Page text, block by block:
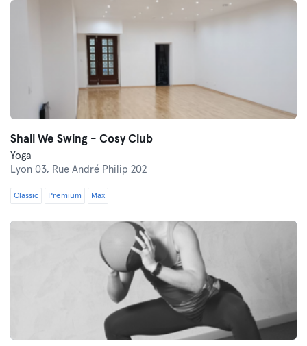
Shall We Swing - Cosy Club
Yoga
Lyon 03, Rue André Philip 202
Classic Premium Max